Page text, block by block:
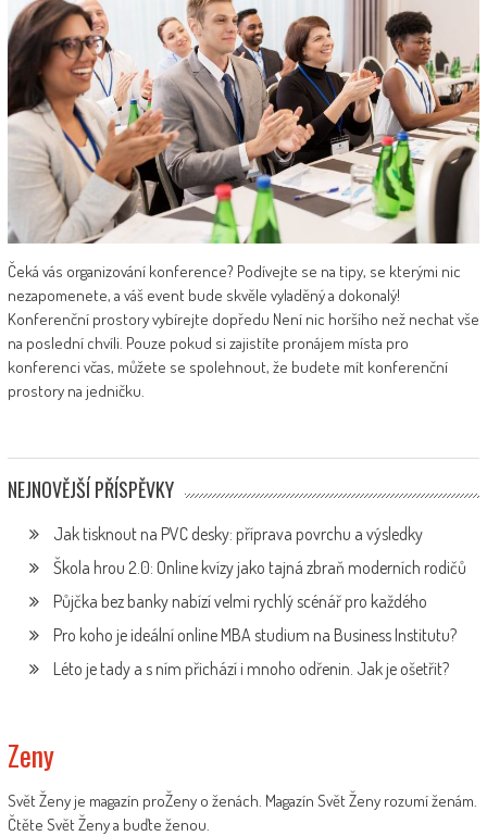
Čeká vás organizování konference? Podívejte se na tipy, se kterými nic
nezapomenete, a váš event bude skvěle vyladěný a dokonalý!
Konferenční prostory vybírejte dopředu Není nic horšího než nechat vše
na poslední chvíli. Pouze pokud si zajistíte pronájem místa pro
konferenci včas, můžete se spolehnout, že budete mít konferenční
prostory na jedničku.
NEJNOVĚJŠÍ PŘÍSPĚVKY
Jak tisknout na PVC desky: příprava povrchu a výsledky
Škola hrou 2.0: Online kvízy jako tajná zbraň moderních rodičů
Půjčka bez banky nabízí velmi rychlý scénář pro každého
Pro koho je ideální online MBA studium na Business Institutu?
Léto je tady a s ním přichází i mnoho odřenin. Jak je ošetřit?
Zeny
Svět Ženy je magazín proŽeny o ženách. Magazín Svět Ženy rozumí ženám.
Čtěte Svět Ženy a buďte ženou.